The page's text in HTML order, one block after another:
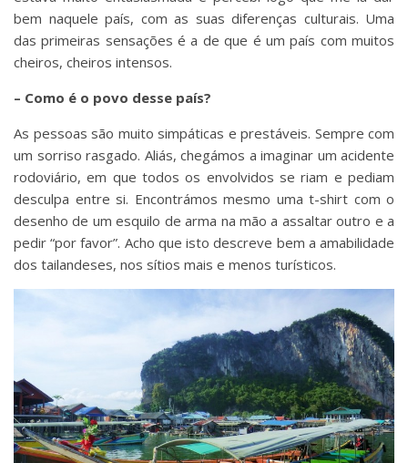
bem naquele país, com as suas diferenças culturais. Uma
das primeiras sensações é a de que é um país com muitos
cheiros, cheiros intensos.
– Como é o povo desse país?
As pessoas são muito simpáticas e prestáveis. Sempre com
um sorriso rasgado. Aliás, chegámos a imaginar um acidente
rodoviário, em que todos os envolvidos se riam e pediam
desculpa entre si. Encontrámos mesmo uma t-shirt com o
desenho de um esquilo de arma na mão a assaltar outro e a
pedir “por favor”. Acho que isto descreve bem a amabilidade
dos tailandeses, nos sítios mais e menos turísticos.